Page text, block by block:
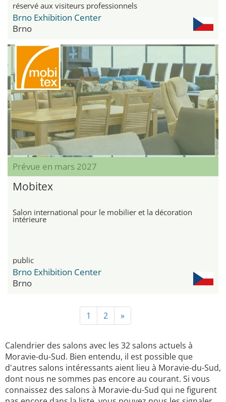
réservé aux visiteurs professionnels
Brno Exhibition Center
Brno
Prévue en mars 2027
Mobitex
Salon international pour le mobilier et la décoration
intérieure
public
Brno Exhibition Center
Brno
1 2 »
Calendrier des salons avec les 32 salons actuels à
Moravie-du-Sud. Bien entendu, il est possible que
d'autres salons intéressants aient lieu à Moravie-du-Sud,
dont nous ne sommes pas encore au courant. Si vous
connaissez des salons à Moravie-du-Sud qui ne figurent